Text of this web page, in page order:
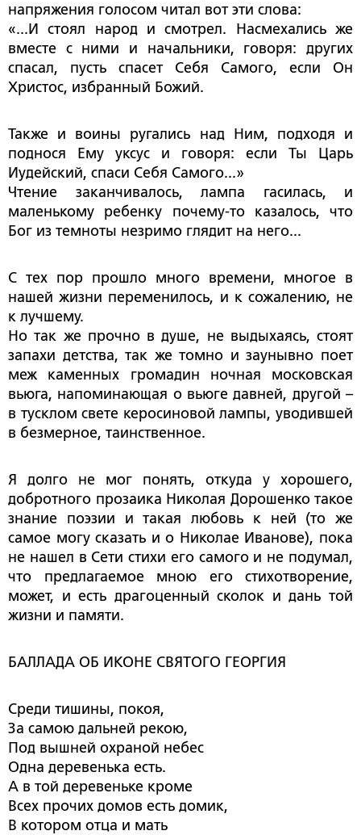
напряжения голосом читал вот эти слова:
«...И стоял народ и смотрел. Насмехались же
вместе с ними и начальники, говоря: других
спасал, пусть спасет Себя Самого, если Он
Христос, избранный Божий.
Также и воины ругались над Ним, подходя и
поднося Ему уксус и говоря: если Ты Царь
Иудейский, спаси Себя Самого...»
Чтение заканчивалось, лампа гасилась, и
маленькому ребенку почему-то казалось, что
Бог из темноты незримо глядит на него...
С тех пор прошло много времени, многое в
нашей жизни переменилось, и к сожалению, не
к лучшему.
Но так же прочно в душе, не выдыхаясь, стоят
запахи детства, так же томно и заунывно поет
меж каменных громадин ночная московская
вьюга, напоминающая о вьюге давней, другой –
в тусклом свете керосиновой лампы, уводившей
в безмерное, таинственное.
Я долго не мог понять, откуда у хорошего,
добротного прозаика Николая Дорошенко такое
знание поэзии и такая любовь к ней (то же
самое могу сказать и о Николае Иванове), пока
не нашел в Сети стихи его самого и не подумал,
что предлагаемое мною его стихотворение,
может, и есть драгоценный сколок и дань той
жизни и памяти.
БАЛЛАДА ОБ ИКОНЕ СВЯТОГО ГЕОРГИЯ
Среди тишины, покоя,
За самою дальней рекою,
Под вышней охраной небес
Одна деревенька есть.
А в той деревеньке кроме
Всех прочих домов есть домик,
В котором отца и мать